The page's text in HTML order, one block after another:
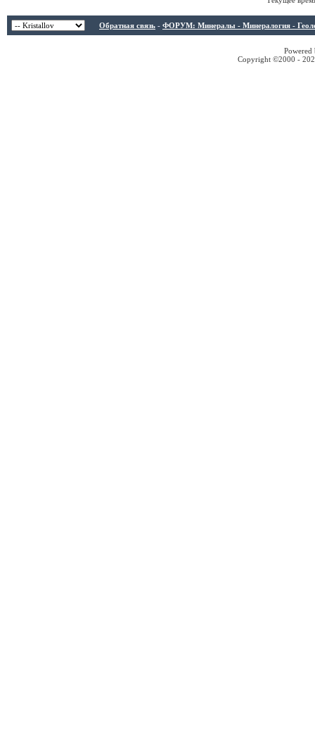
Обратная связь - ФОРУМ: Минералы - Минералогия -
Copyright ©2000 -